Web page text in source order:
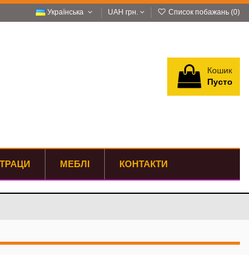
Українська UAH грн. Список побажань (0)
Кошик
Пусто
МЕБЛІ КОНТАКТИ